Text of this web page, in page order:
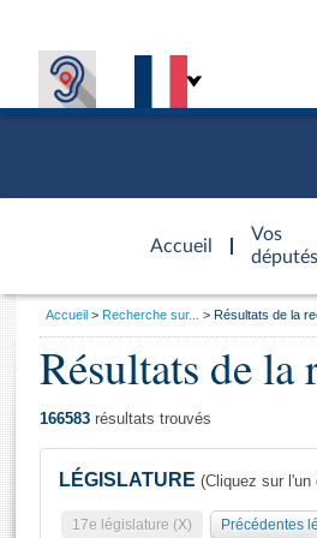
Accueil
d'accueil
Vos
députés
Général
Vous
Accueil Recherche sur... Résultats de la
Résultats de la
166583 résultats trouvés
LÉGISLATURE (Cliquez sur l'un
17e législature (X) Précédentes